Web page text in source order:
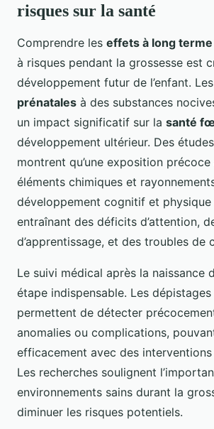
risques sur la santé
Comprendre les effets à long terme
à risques pendant la grossesse est
développement futur de l’enfant. Les
prénatales à des substances
un impact significatif sur la santé
développement ultérieur. Des
montrent qu’une exposition
éléments chimiques et
développement cognitif et physique
entraînant des déficits d’attention,
d’apprentissage, et des troubles de
Le suivi médical après la naissance
étape indispensable. Les
permettent de détecter
anomalies ou complications,
efficacement avec des
Les recherches soulignent
environnements sains durant la
diminuer les risques potentiels.